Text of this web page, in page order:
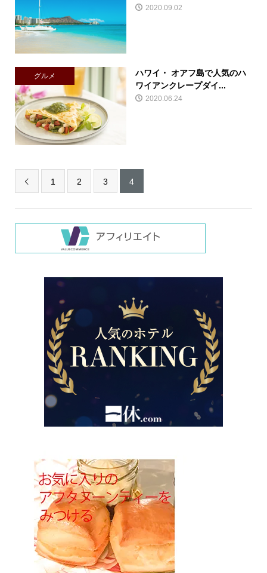
2020.09.02
グルメ
ハワイ・ オアフ島で人気のハ
ワイアンクレープダイ...
2020.06.24
 1 2 3 4